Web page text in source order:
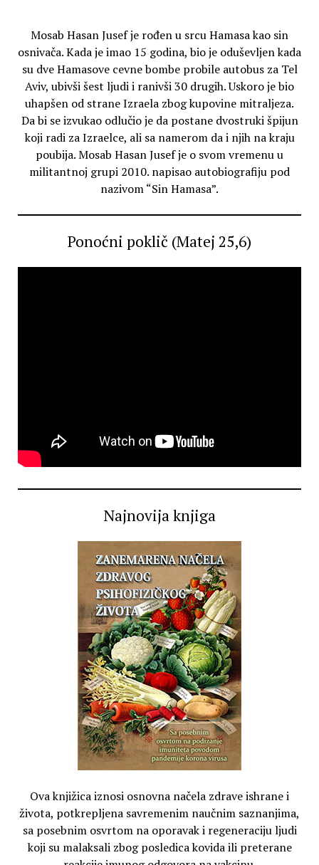
Mosab Hasan Jusef je rođen u srcu Hamasa kao sin
osnivača. Kada je imao 15 godina, bio je oduševljen kada
su dve Hamasove cevne bombe probile autobus za Tel
Aviv, ubivši šest ljudi i ranivši 30 drugih. Uskoro je bio
uhapšen od strane Izraela zbog kupovine mitraljeza.
Da bi se izvukao odlučio je da postane dvostruki špijun
koji radi za Izraelce, ali sa namerom da i njih na kraju
poubija. Mosab Hasan Jusef je o svom vremenu u
militantnoj grupi 2010. napisao autobiografiju pod
nazivom “Sin Hamasa”.
Ponoćni poklič (Matej 25,6)
Najnovija knjiga
Ova knjižica iznosi osnovna načela zdrave ishrane i
života, potkrepljena savremenim naučnim saznanjima,
sa posebnim osvrtom na oporavak i regeneraciju ljudi
koji su malaksali zbog posledica kovida ili preterane